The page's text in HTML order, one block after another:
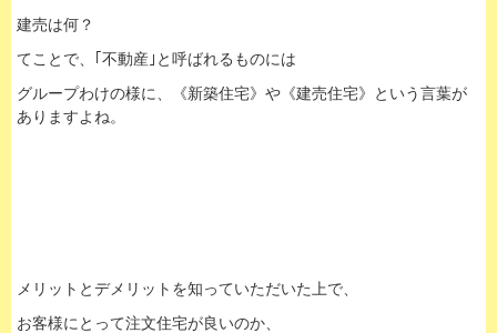
建売は何？
てことで、｢不動産｣と呼ばれるものには
グループわけの様に、《新築住宅》や《建売住宅》という言葉が
ありますよね。
メリットとデメリットを知っていただいた上で、
お客様にとって注文住宅が良いのか、